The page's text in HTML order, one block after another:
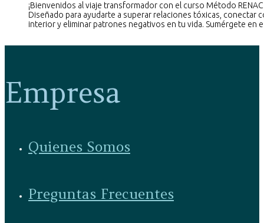
¡Bienvenidos al viaje transformador con el curso Método
Diseñado para ayudarte a superar relaciones tóxicas, conectar
interior y eliminar patrones negativos en tu vida. Sumérgete en
Empresa
Quienes Somos
Preguntas Frecuentes